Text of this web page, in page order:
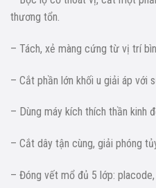
thương tổn.
– Tách, xẻ màng cứng từ vị trí
– Cắt phần lớn khối u giải áp với
– Dùng máy kích thích thần kinh
– Cắt dây tận cùng, giải phóng
– Đóng vết mổ đủ 5 lớp: